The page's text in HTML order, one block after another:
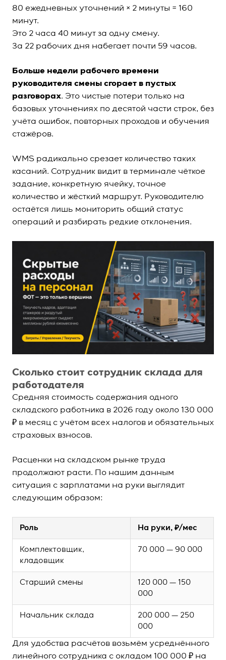
80 ежедневных уточнений × 2 минуты = 160
минут.
Это 2 часа 40 минут за одну смену.
За 22 рабочих дня набегает почти 59 часов.
Больше недели рабочего времени
руководителя смены сгорает в пустых
разговорах. Это чистые потери только на
базовых уточнениях по десятой части строк, без
учёта ошибок, повторных проходов и обучения
стажёров.
WMS радикально срезает количество таких
касаний. Сотрудник видит в терминале чёткое
задание, конкретную ячейку, точное
количество и жёсткий маршрут. Руководителю
остаётся лишь мониторить общий статус
операций и разбирать редкие отклонения.
Сколько стоит сотрудник склада для
работодателя
Средняя стоимость содержания одного
складского работника в 2026 году около 130 000
₽ в месяц с учётом всех налогов и обязательных
страховых взносов.
Расценки на складском рынке труда
продолжают расти. По нашим данным
ситуация с зарплатами на руки выглядит
следующим образом:
Роль На руки, ₽/мес
Комплектовщик,
кладовщик
70 000 — 90 000
Старший смены
120 000 — 150
000
Начальник склада
200 000 — 250
000
Для удобства расчётов возьмём усреднённого
линейного сотрудника с окладом 100 000 ₽ на